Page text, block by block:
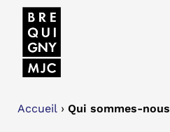
Accueil › Qui sommes-nous